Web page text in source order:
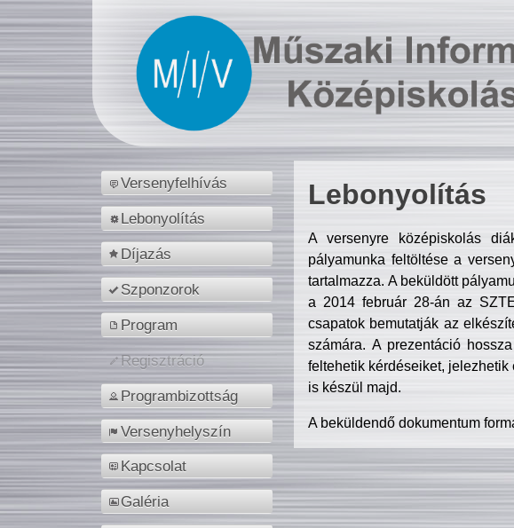
Versenyfelhívás
Lebonyolítás
Díjazás
Szponzorok
Program
Regisztráció
Programbizottság
Versenyhelyszín
Kapcsolat
Galéria
Lebonyolítás
A versenyre középiskolás
pályamunka feltöltése a
tartalmazza. A beküldött
a 2014 február 28-án az
csapatok bemutatják az
számára. A prezentáció
feltehetik kérdéseiket,
is készül majd.
A beküldendő dokumentum